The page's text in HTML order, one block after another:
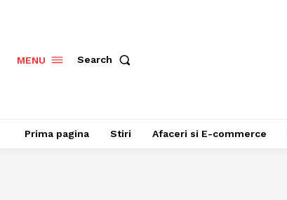
MENU Search
Prima pagina Stiri Afaceri si E-commerce